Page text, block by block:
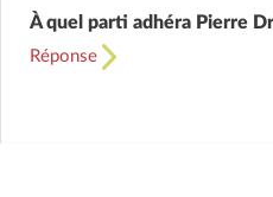
À quel parti adhéra Pierre
Réponse